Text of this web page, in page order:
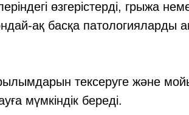
өзгерістерді, грыжа
ақ басқа патологияларды
тексеруге және
мүмкіндік береді.